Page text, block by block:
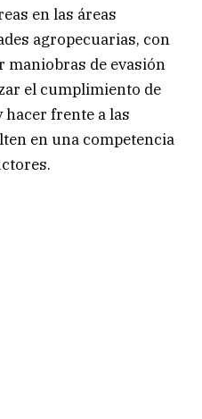
en las áreas
agropecuarias, con
maniobras de evasión
el cumplimiento de
frente a las
en una competencia